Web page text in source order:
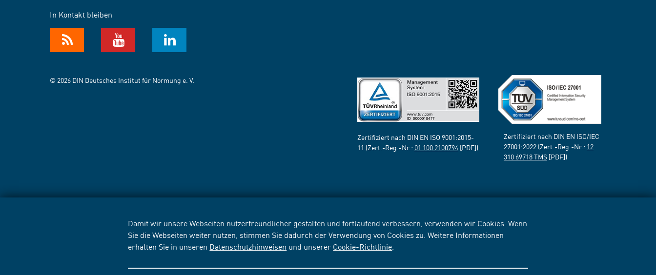
Damit wir unsere Webseiten nutzerfreundlicher gestalten und fortlaufend verbessern, verwenden wir Cookies. Wenn
Sie die Webseiten weiter nutzen, stimmen Sie dadurch der Verwendung von Cookies zu. Weitere Informationen
erhalten Sie in unseren Datenschutzhinweisen und unserer Cookie-Richtlinie
In Kontakt bleiben
© 2026 DIN Deutsches Institut für Normung e. V.
Zertifiziert nach DIN EN ISO 9001:2015-
11 (Zert.-Reg.-Nr.: 01 100 2100794 [PDF])
Zertifiziert nach DIN EN ISO/IEC
27001:2022 (Zert.-Reg.-Nr.: 12
310 69718 TMS [PDF])